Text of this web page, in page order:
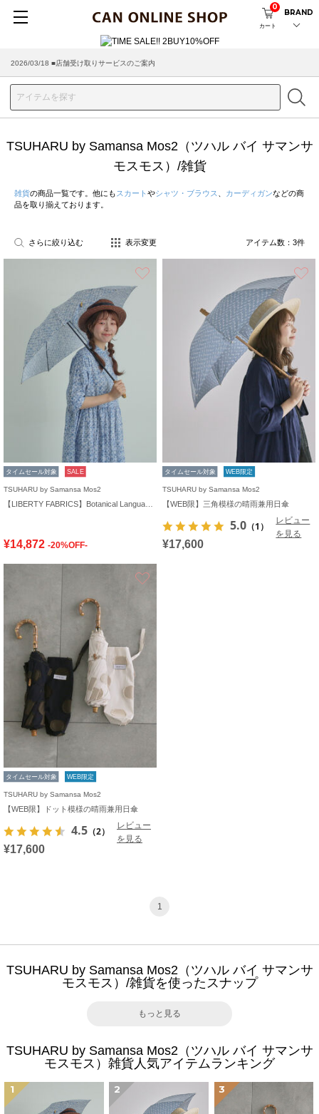
カート
0
BRAND
2026/03/18 ■店舗受け取りサービスのご案内
TSUHARU by Samansa Mos2（ツハル バイ サマンサ
モスモス）/雑貨
雑貨の商品一覧です。他にも スカート やシャツ・ブラウス カーディガンなどの商
品を取り揃えております。
さらに絞り込む 表示変更 アイテム数： 3件
タイムセール対象 SALE
TSUHARU by Samansa Mos2
¥14,872 -20%OFF-
タイムセール対象 WEB限定
TSUHARU by Samansa Mos2
【WEB限】三角模様の晴雨兼用日傘
5.0 （1）
レビュー
を見る
¥17,600
タイムセール対象 WEB限定
TSUHARU by Samansa Mos2
【WEB限】ドット模様の晴雨兼用日傘
4.5 （2）
レビュー
を見る
¥17,600
1
TSUHARU by Samansa Mos2（ツハル バイ サマンサ
モスモス）/雑貨を使ったスナップ
もっと見る
TSUHARU by Samansa Mos2（ツハル バイ サマンサ
モスモス）雑貨人気アイテムランキング
1 2 3